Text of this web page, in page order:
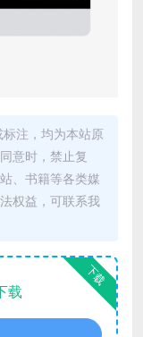
注，均为本站原
意时，禁止复
、书籍等各类媒
权益，可联系我
下载
载